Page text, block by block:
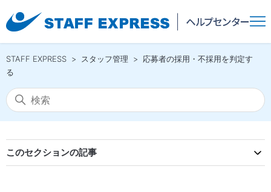
STAFF EXPRESS スタッフ管理
応募者の採用・不採用を判定す
る
このセクションの記事